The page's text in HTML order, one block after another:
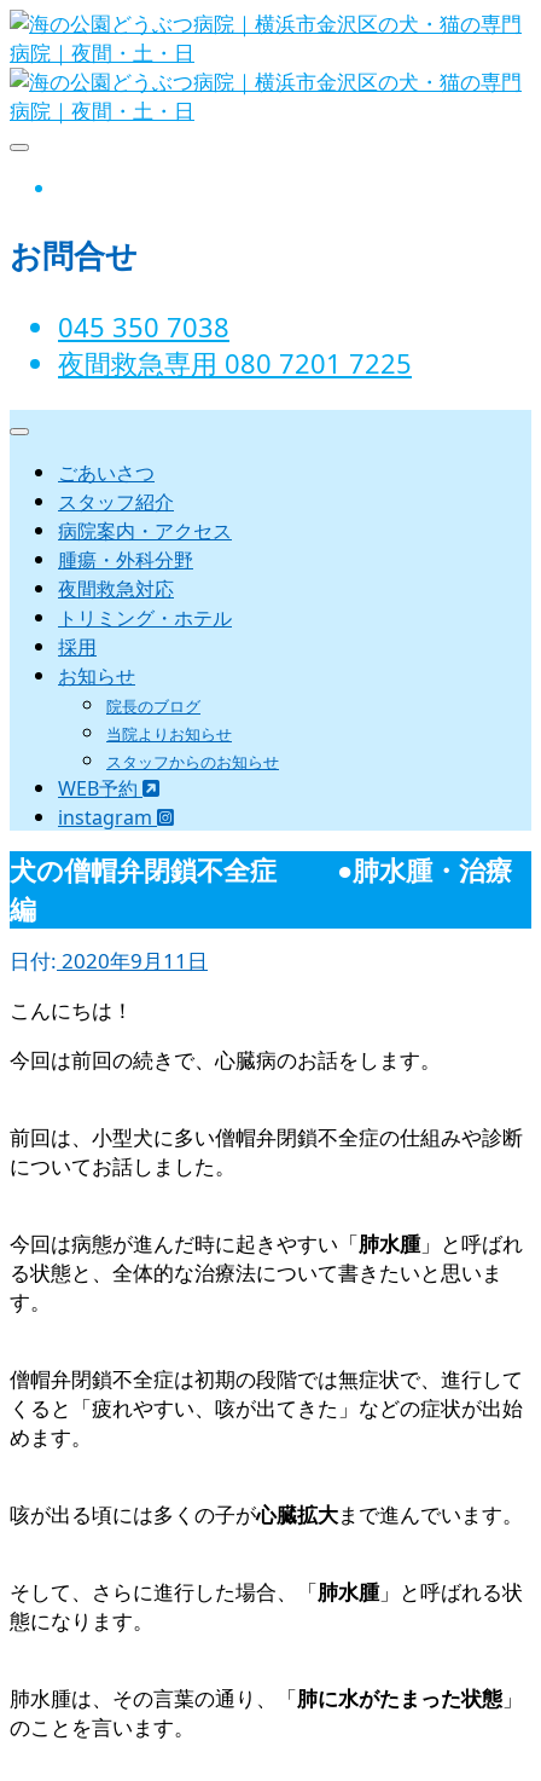
Skip
to
content
日
お問合せ
045 350 7038‬
夜間救急専用 080 7201 7225‬
ごあいさつ
スタッフ紹介
病院案内・アクセス
腫瘍・外科分野
夜間救急対応
トリミング・ホテル
採用
お知らせ
院長のブログ
当院よりお知らせ
スタッフからのお知らせ
WEB予約
instagram
犬の僧帽弁閉鎖不全症 ●肺水腫・治療
編
日付: 2020年9月11日
こんにちは！
今回は前回の続きで、心臓病のお話をします。
前回は、小型犬に多い僧帽弁閉鎖不全症の仕組みや診断
についてお話しました。
今回は病態が進んだ時に起きやすい「肺水腫」と呼ばれ
る状態と、全体的な治療法について書きたいと思いま
す。
僧帽弁閉鎖不全症は初期の段階では無症状で、進行して
くると「疲れやすい、咳が出てきた」などの症状が出始
めます。
咳が出る頃には多くの子が心臓拡大まで進んでいます。
そして、さらに進行した場合、「肺水腫」と呼ばれる状
態になります。
肺水腫は、その言葉の通り、「肺に水がたまった状態 」
のことを言います。